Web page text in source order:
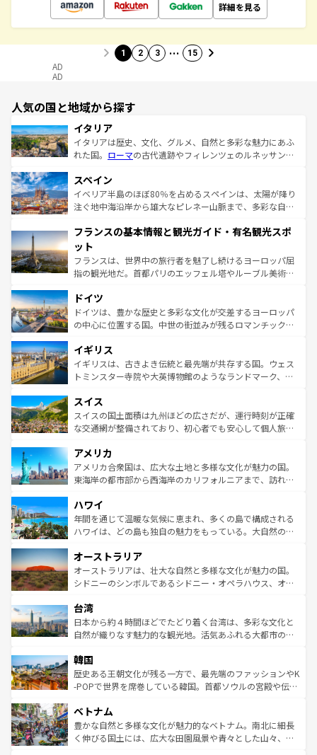
詳細を見る
1 2 3 … 15
AD
AD
人気の国と地域から探す
イタリア
イタリアは歴史、文化、グルメ、自然と多彩な魅力にあふ
れた国。 ローマの古代遺跡やフィレンツェのルネッサンス
ろん、トスカーナの美しい田園風景やアマルフィ海岸の絶
景など、自然景観も見逃せない。観光の合間には、本場の
ピザやパスタなど、絶品のイタリア料理を堪能することも
ませてくれるイタリアで、忘れられない旅をしてみよう！
なお、新着のイタリア情報は
しい。
スペイン
イベリア半島のほぼ80％を占めるスペインは、太陽が降り
注ぐ地中海沿岸から雄大なピレネー山脈まで、多彩な自然
文化が根付くこの国では、情熱的なフラメンコ、熱気あふ
れる闘牛、そして美味しいタパスが生活の一部となってい
る。首都マドリードの洗練された雰囲気や、バルセロナの
アートに溢れた街角から、地方では古代ローマ遺跡や中世
せる。地方によって風土や気候が異なるスペインはその個
性で訪れる人を魅了する。 なお、新着のスペイン情報は コ
ンテンツ一覧を参照してほしい。
フランスの基本情報と観光ガイド・有名観光スポ
ット
フランスは、世界中の旅行者を魅了し続けるヨーロッパ屈
指の観光地だ。首都パリのエッフェル塔やルーブル美術館
で、幅広い魅力が詰まっている。華麗な宮殿、歴史的な大
聖堂、美しいビーチ、そして豊かな自然が、訪れる者を心
から魅了する。また、フランスは美食の国としても知ら
いる。シャンパンの発祥地であるランス、プロヴァンスの
香り高いラベンダー畑など、多彩な楽しみ方が可能だ。さ
らに、パリ以外の地域にも魅力が溢れており、どの街角に
れる地方に足を運ぶとそれぞれで全く異なる文化を体験で
きるだろう。 なお、新着のフランス情報はコンテンツ一覧
を参照してほしい。
ドイツ
ドイツは、豊かな歴史と多彩な文化が交差するヨーロッパ
の中心に位置する国。中世の街並みが残るロマンチック街
顔を持つこの国は、どこを歩いても飽きることがない。ベ
ルリンの文化的活気、バイエルン州のアルプスの絶景、そ
してライン川沿いのワイン畑といった風景は必見。ビール
は、お酒好きな人にはぜひ体験してほしい。 なお、新着の
ドイツ情報はコンテンツ一覧を参照してほしい。
イギリス
イギリスは、古きよき伝統と最先端が共存する国。ウェス
トミンスター寺院や大英博物館のようなランドマーク、歴
リアごとに異なる魅力がある。また、優雅なアフタヌーン
ティー、ビール好きにはたまらない英国パブ、サッカー観
戦など、本場だからこそできる体験も豊富。イギリスを旅
ンツ一覧を参照してほしい。
スイス
スイスの国土面積は九州ほどの広さだが、運行時刻が正確
な交通網が整備されており、初心者でも安心して個人旅行
の建物がそのまま残る町や、スイスならではのユニークな
博物館もあり、アルプス観光だけでなく町歩きも満喫する
ことができる。国民の所得が高いため物価も高いが、旅行
ば市内交通費無料で観光を楽しむこともできる。 なお、新
着のスイス情報はコンテンツ一覧 を参照してほしい。
アメリカ
アメリカ合衆国は、広大な土地と多様な文化が魅力の国。
東海岸の都市部から西海岸のカリフォルニアまで、訪れる
のような巨大都市は、観光、ショッピング、エンターテイ
ンメントが詰まった刺激的なスポットだ。一方、アメリカ
西部には大自然が広がり、グランドキャニオンやイエロー
部のニューオーリンズでは、音楽と美食が融合した独特の
文化が魅力。旅行者はアメリカの各地域で異なる魅力を楽
しみながら、その多様性と豊かな歴史を感じることができ
ならではの贅沢な旅のスタイルだ。 なお、新着のアメリカ
情報はコンテンツ一覧を参照してほしい。
ハワイ
年間を通じて温暖な気候に恵まれ、多くの島で構成される
ハワイは、どの島も独自の魅力をもっている。大自然の神
ワイ島は見逃せない。また、定番の観光地といえばオアフ
島だが、静かな自然を求めるならマウイ島やカウアイ島が
おすすめ。エメラルドグリーンに輝く海をはじめ、豊かな
れるおもてなしの心で訪れる人々を迎えてくれるハワイの
人々、おいしいローカルフードやハワイアンミュージッ
ク、伝統的なフラダンスなど、すべてがハワイの魅力を彩
ワイを、存分に味わってほしい。 なお、新着のハワイ情報
はコンテンツ一覧を参照してほしい。
オーストラリア
オーストラリアは、壮大な自然と多様な文化が魅力の国。
シドニーのシンボルであるシドニー・オペラハウス、オー
リアリーフや大陸中央部にそびえるウルル（エアーズロッ
ク）、タスマニアの美しい原生林やケアンズの熱帯雨林な
ど、見どころがたくさん。また、カフェやワイン、オージ
いる。アクティビティも充実しており、サーフィンやダイ
ビング、ハイキングなど、アウトドア好きにはたまらな
い。オーストラリアの多彩な魅力を存分に味わいつくそ
参照してほしい。
台湾
日本から約４時間ほどでたどり着く台湾は、多彩な文化と
自然が織りなす魅力的な観光地。活気あふれる大都市の台
ン）、静ひつな山岳地帯である台湾東部など、都市の喧騒
と山間の静けさが共存しており、訪れる人に新しい発見と
驚きをもたらしてくれる。また、奥深い台湾の食文化も魅
容にもいいと評判のスイーツなど、バラエティ豊かな料理
が味わえる。 なお、新着の台湾情報は コンテンツ一覧を参
照してほしい。
韓国
歴史ある王朝文化が残る一方で、最先端のファッションやK
-POPで世界を席巻している韓国。首都ソウルの宮殿や伝統
き、地方に足を延ばせば四季折々の自然美を楽しむことが
できる。そして、キムチや焼肉、絶品のストリートフード
まで、さまざまな韓国料理が待っている。夜には、韓国な
ベトナム
豊かな自然と多様な文化が魅力的なベトナム。南北に細長
く伸びる国土には、広大な田園風景や青々とした山々、世